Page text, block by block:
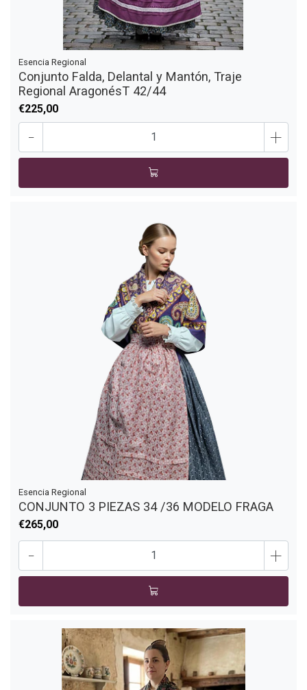
Esencia Regional
Conjunto Falda, Delantal y Mantón, Traje
Regional AragonésT 42/44
€225,00
- +
Esencia Regional
CONJUNTO 3 PIEZAS 34 /36 MODELO FRAGA
€265,00
- +